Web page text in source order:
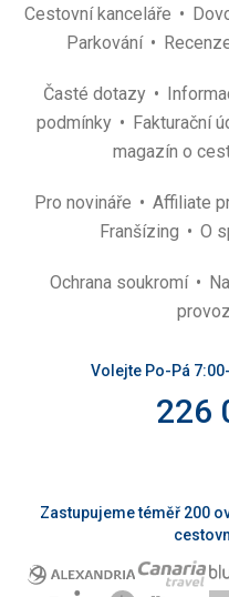
Cestovní kanceláře
Parkování
Časté dotazy
podmínky
Fakturační
magazín o
Pro novináře Affiliate
Franšízing
O
Ochrana soukromí
Volejte Po-Pá
226
Zastupujeme téměř 200